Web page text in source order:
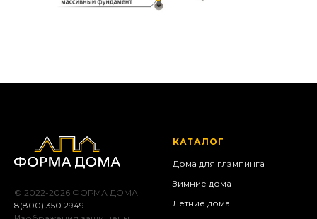
© 2022-2026 ФОРМА ДОМА
8(800) 350 2949
КАТАЛОГ
Дома для глэмпинга
Зимние дома
Летние дома